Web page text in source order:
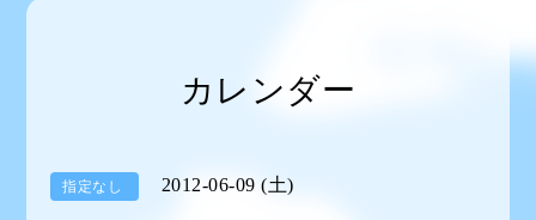
カレンダー
指定なし 2012-06-09 (土)